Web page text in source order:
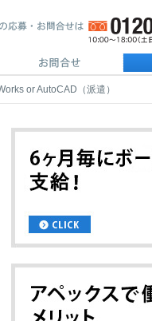
or AutoCAD（派遣）